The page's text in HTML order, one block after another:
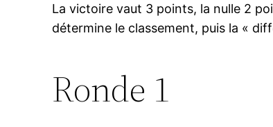
La victoire vaut 3 points, la nulle 2
détermine le classement, puis la «
Ronde 1